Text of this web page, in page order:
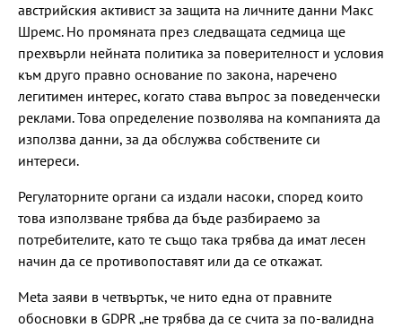
австрийския активист за защита на личните данни Макс
Шремс. Но промяната през следващата седмица ще
прехвърли нейната политика за поверителност и условия
към друго правно основание по закона, наречено
легитимен интерес, когато става въпрос за поведенчески
реклами. Това определение позволява на компанията да
използва данни, за да обслужва собствените си
интереси.
Регулаторните органи са издали насоки, според които
това използване трябва да бъде разбираемо за
потребителите, като те също така трябва да имат лесен
начин да се противопоставят или да се откажат.
Meta заяви в четвъртък, че нито една от правните
обосновки в GDPR „не трябва да се счита за по-валидна